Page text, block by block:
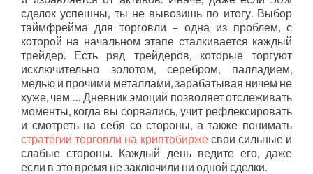
сделок успешны, ты не вывозишь по итогу. Выбор
таймфрейма для торговли – одна из проблем, с
которой на начальном этапе сталкивается каждый
трейдер. Есть ряд трейдеров, которые торгуют
исключительно золотом, серебром, палладием,
медью и прочими металлами, зарабатывая ничем не
хуже, чем … Дневник эмоций позволяет отслеживать
моменты, когда вы сорвались, учит рефлексировать
и смотреть на себя со стороны, а также понимать
стратегии торговли на криптобиржесвои сильные и
слабые стороны. Каждый день ведите его, даже
если в это время не заключили ни одной сделки.